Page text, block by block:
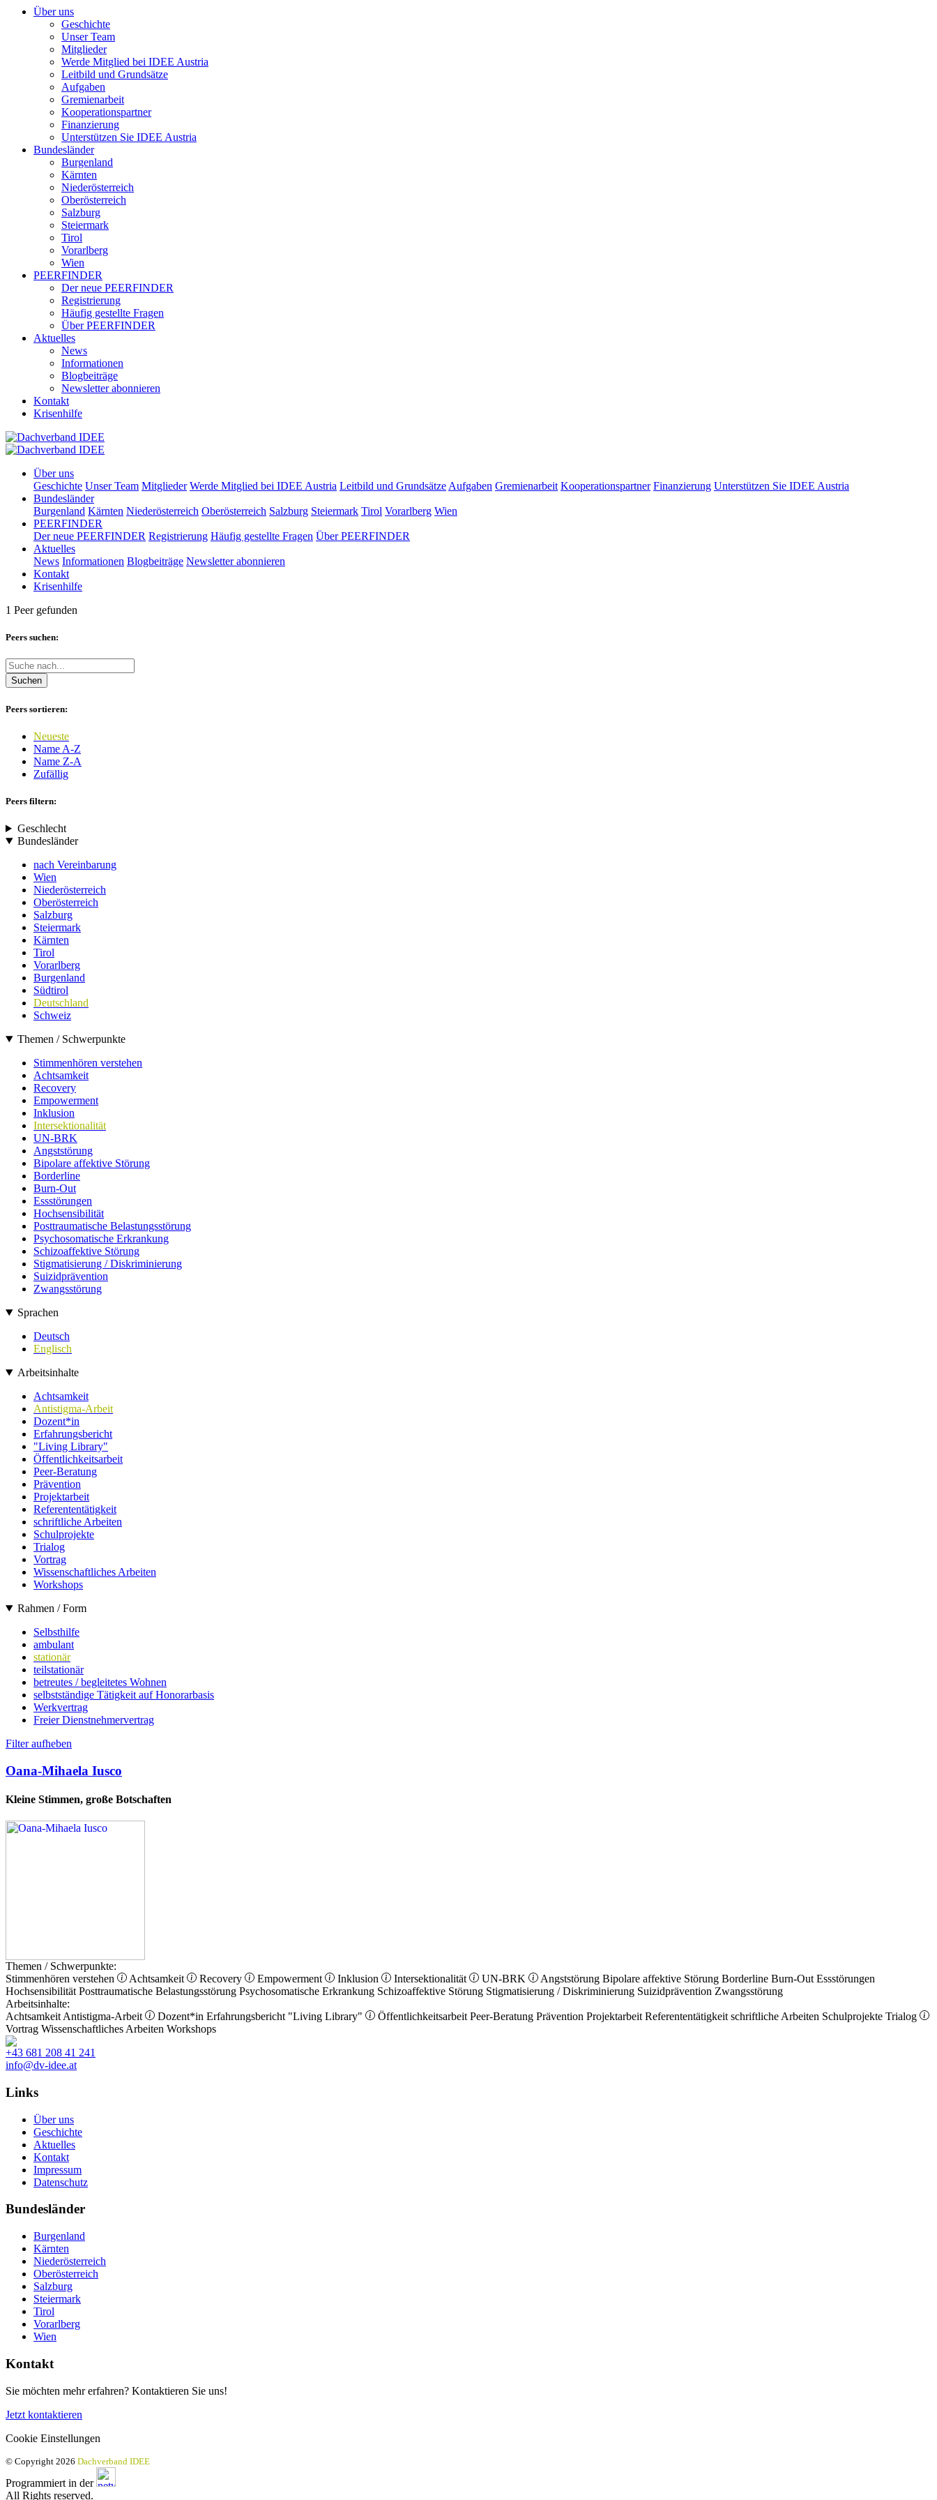
Über uns
Geschichte
Unser Team
Mitglieder
Werde Mitglied bei IDEE Austria
Leitbild und Grundsätze
Aufgaben
Gremienarbeit
Kooperationspartner
Finanzierung
Unterstützen Sie IDEE Austria
Bundesländer
Burgenland
Kärnten
Niederösterreich
Oberösterreich
Salzburg
Steiermark
Tirol
Vorarlberg
Wien
PEERFINDER
Der neue PEERFINDER
Registrierung
Häufig gestellte Fragen
Über PEERFINDER
Aktuelles
News
Informationen
Blogbeiträge
Newsletter abonnieren
Kontakt
Krisenhilfe
Über uns
Geschichte Unser Team Mitglieder Werde Mitglied bei IDEE Austria Leitbild und Grundsätze Aufgaben Gremienarbeit Kooperationspartner Finanzierung Unterstützen Sie IDEE Austria
Bundesländer
Burgenland Kärnten Niederösterreich Oberösterreich Salzburg Steiermark Tirol Vorarlberg Wien
PEERFINDER
Der neue PEERFINDER Registrierung Häufig gestellte Fragen Über PEERFINDER
Aktuelles
News Informationen Blogbeiträge Newsletter abonnieren
Kontakt
Krisenhilfe
1 Peer gefunden
Peers suchen:
Suchen
Peers sortieren:
Neueste
Name A-Z
Name Z-A
Zufällig
Peers filtern:
Geschlecht
Bundesländer
nach Vereinbarung
Wien
Niederösterreich
Oberösterreich
Salzburg
Steiermark
Kärnten
Tirol
Vorarlberg
Burgenland
Südtirol
Deutschland
Schweiz
Themen / Schwerpunkte
Stimmenhören verstehen
Achtsamkeit
Recovery
Empowerment
Inklusion
Intersektionalität
UN-BRK
Angststörung
Bipolare affektive Störung
Borderline
Burn-Out
Essstörungen
Hochsensibilität
Posttraumatische Belastungsstörung
Psychosomatische Erkrankung
Schizoaffektive Störung
Stigmatisierung / Diskriminierung
Suizidprävention
Zwangsstörung
Sprachen
Deutsch
Englisch
Arbeitsinhalte
Achtsamkeit
Antistigma-Arbeit
Dozent*in
Erfahrungsbericht
"Living Library"
Öffentlichkeitsarbeit
Peer-Beratung
Prävention
Projektarbeit
Referententätigkeit
schriftliche Arbeiten
Schulprojekte
Trialog
Vortrag
Wissenschaftliches Arbeiten
Workshops
Rahmen / Form
Selbsthilfe
ambulant
stationär
teilstationär
betreutes / begleitetes Wohnen
selbstständige Tätigkeit auf Honorarbasis
Werkvertrag
Freier Dienstnehmervertrag
Filter aufheben
Oana-Mihaela Iusco
Kleine Stimmen, große Botschaften
Themen / Schwerpunkte:
Stimmenhören verstehen
Achtsamkeit Recovery Empowerment Inklusion Intersektionalität UN-BRK Angststörung Bipolare affektive Störung Borderline Burn-Out Essstörungen
Hochsensibilität Posttraumatische Belastungsstörung Psychosomatische Erkrankung Schizoaffektive Störung Stigmatisierung / Diskriminierung Suizidprävention Zwangsstörung
Arbeitsinhalte:
Achtsamkeit Antistigma-Arbeit Dozent*in Erfahrungsbericht "Living Library" Öffentlichkeitsarbeit Peer-Beratung Prävention Projektarbeit Referententätigkeit schriftliche Arbeiten Schulprojekte Trialog
Vortrag Wissenschaftliches Arbeiten Workshops
+43 681 208 41 241
info@dv-idee.at
Links
Über uns
Geschichte
Aktuelles
Kontakt
Impressum
Datenschutz
Bundesländer
Burgenland
Kärnten
Niederösterreich
Oberösterreich
Salzburg
Steiermark
Tirol
Vorarlberg
Wien
Kontakt
Sie möchten mehr erfahren? Kontaktieren Sie uns!
Jetzt kontaktieren
Cookie Einstellungen
© Copyright 2026 Dachverband IDEE
Programmiert in der
All Rights reserved.